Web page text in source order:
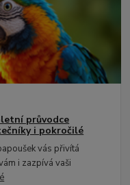
průvodce
i pokročilé
vás přivítá
i zazpívá vaši